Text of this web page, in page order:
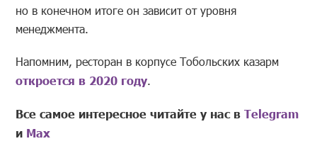
но в конечном итоге он зависит от уровня
менеджмента.
Напомним, ресторан в корпусе Тобольских казарм
откроется в 2020 году.
Все самое интересное читайте у нас вTelegram
и Mах